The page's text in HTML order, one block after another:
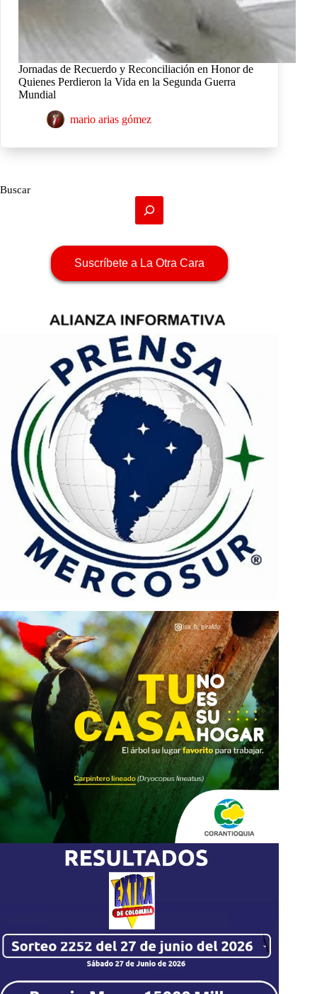
Jornadas de Recuerdo y Reconciliación en Honor de
Quienes Perdieron la Vida en la Segunda Guerra
Mundial
mario arias gómez
Buscar
Suscríbete a La Otra Cara